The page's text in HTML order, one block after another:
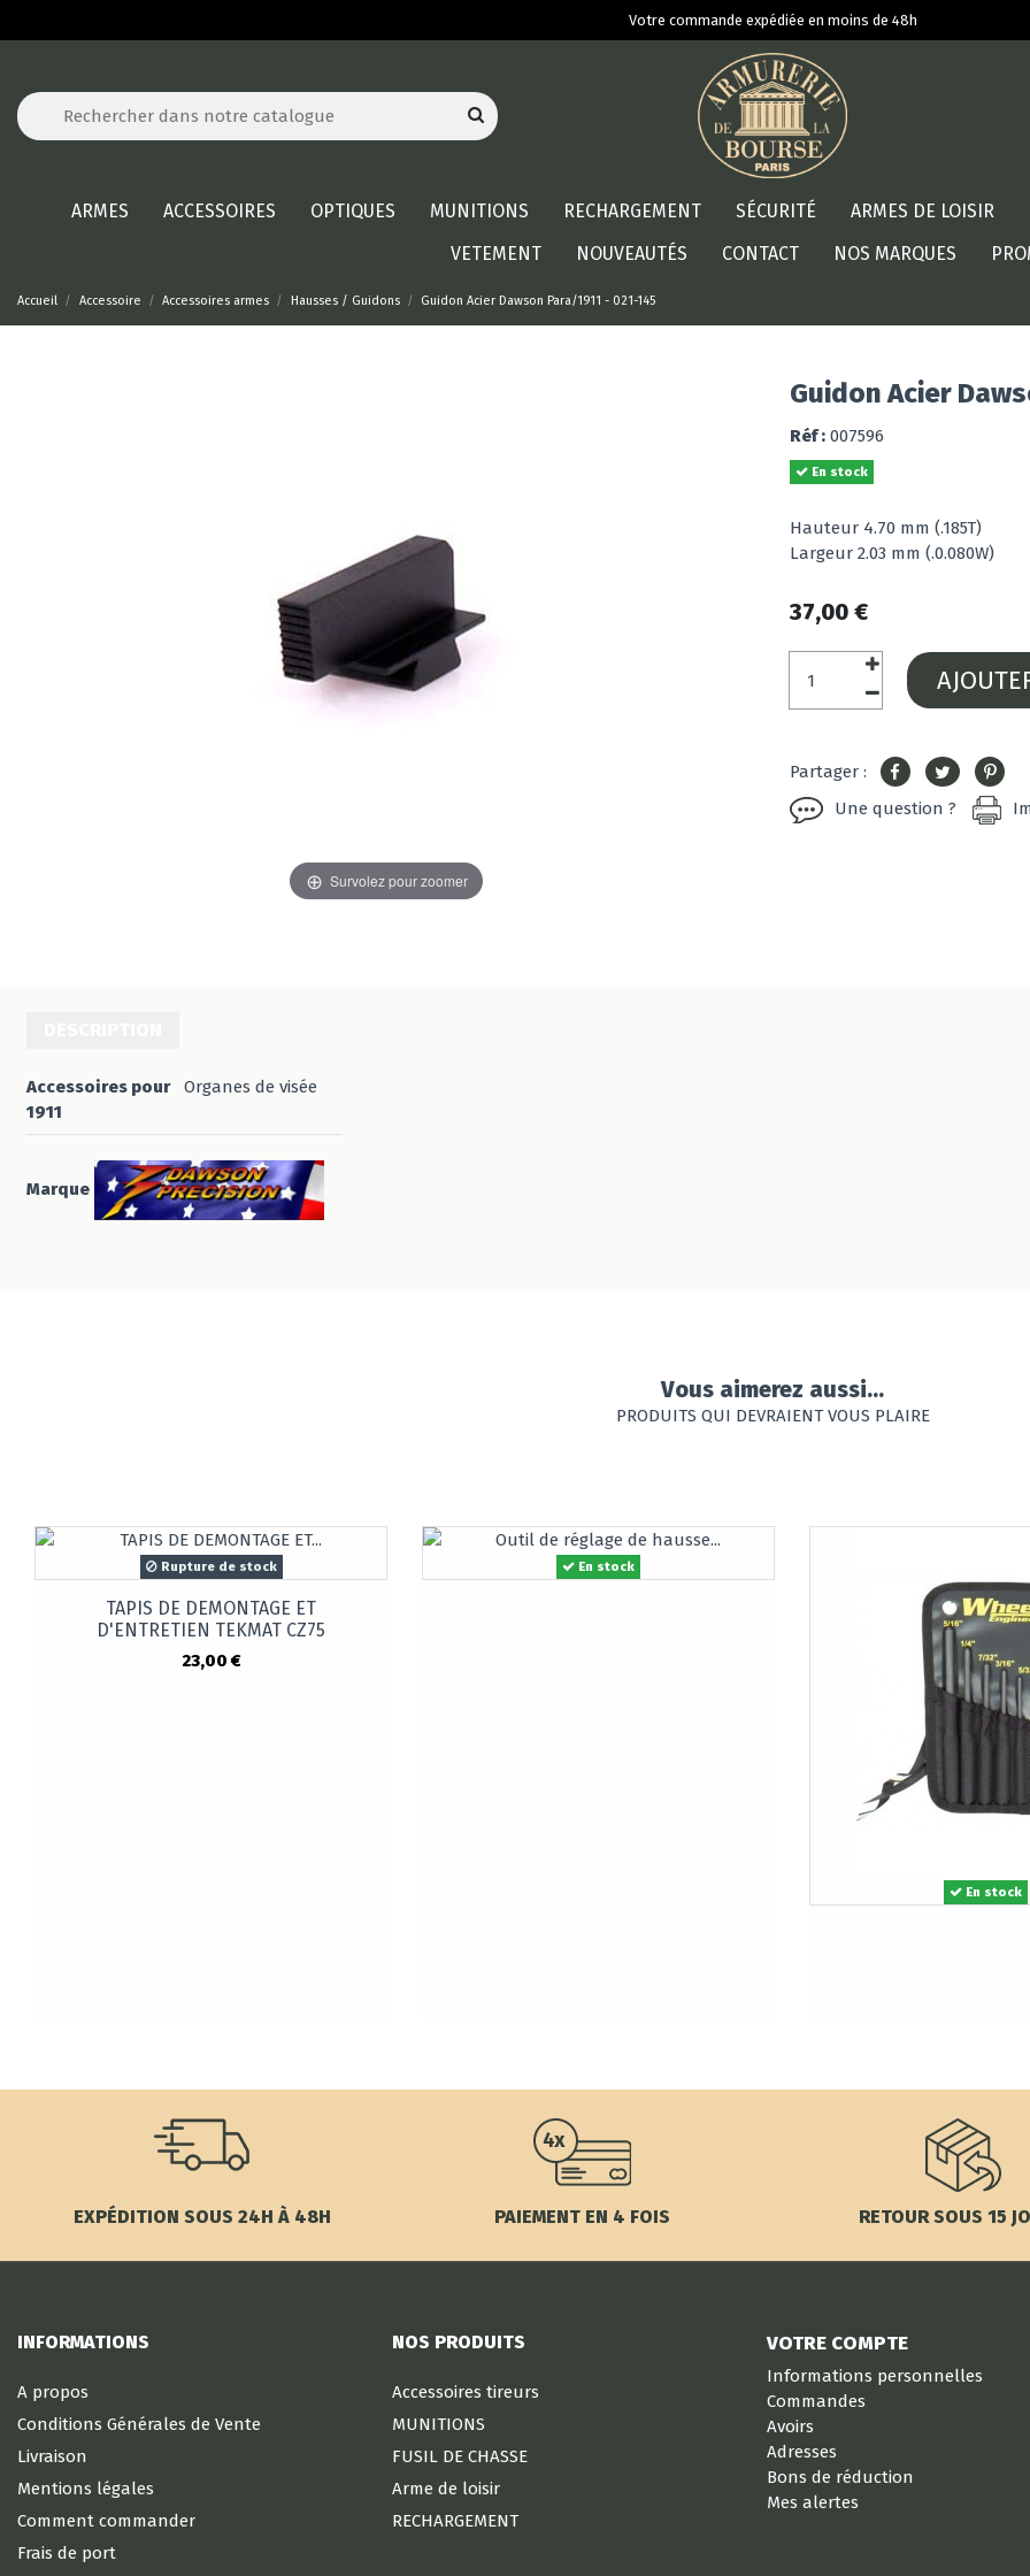
Votre commande expédiée en moins de 48h
ARMES ACCESSOIRES OPTIQUES MUNITIONS RECHARGEMENT SÉCURITÉ ARMES DE LOISIR
VETEMENT
NOUVEAUTÉS CONTACT NOS MARQUES
Accueil Accessoire Accessoires armes Hausses / Guidons Guidon Acier Dawson Para/1911 - 021-145
Survolez pour zoomer
Guidon Acier
Réf : 007596
En stock
Hauteur 4.70 mm (.185T)
Largeur 2.03 mm (.0.080W)
37,00 €
Partager :
Une question ?
Accessoires pour
1911
Organes de visée
Marque
Vous aimerez aussi...
PRODUITS QUI DEVRAIENT VOUS PLAIRE
Rupture de stock
TAPIS DE DEMONTAGE ET
D'ENTRETIEN TEKMAT CZ75
23,00 €
En stock
En stock
EXPÉDITION SOUS 24H À 48H PAIEMENT EN 4 FOIS RETOUR SOUS 15
INFORMATIONS
A propos
Conditions Générales de Vente
Livraison
Mentions légales
Comment commander
Frais de port
NOS PRODUITS
Accessoires tireurs
MUNITIONS
FUSIL DE CHASSE
Arme de loisir
RECHARGEMENT
VOTRE COMPTE
Informations personnelles
Commandes
Avoirs
Adresses
Bons de réduction
Mes alertes